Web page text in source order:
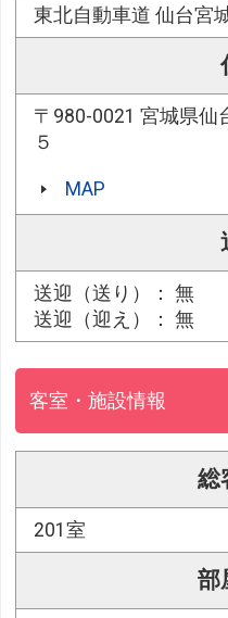
東北自動車道 仙台宮
〒980-0021 宮城県仙
５
MAP
送迎（送り）： 無
送迎（迎え）： 無
客室・施設情報
総
201室
部